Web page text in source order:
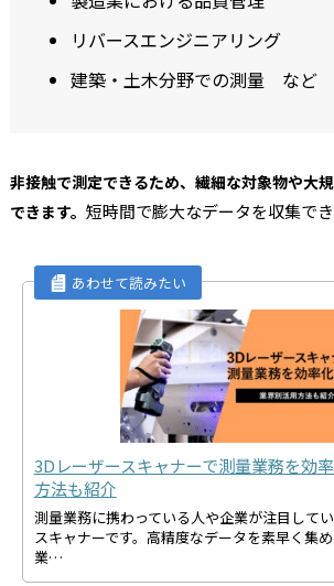
リバースエンジニアリング
建築・土木分野での測量 など
非接触で測定できるため、繊細な対象物や大
できます。 短時間で膨大なデータを収集でき
3Dレーザースキャナーで測量業務を効
方法も紹介
測量業務に携わっている人や企業が注目して
スキャナーです。高精度なデータを素早く集
業…